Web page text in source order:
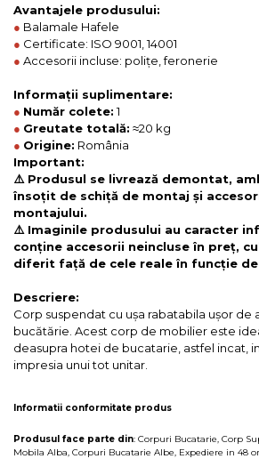
Avantajele produsului:
● Balamale Hafele
● Certificate: ISO 9001, 14001
● Accesorii incluse: polițe, feronerie
Informații suplimentare:
● Număr colete:1
● Greutate totală: ≈20 kg
● Origine: România
Important:
⚠️ Produsul se livrează demontat,
însoțit de schiță de montaj și
montajului.
⚠️ Imaginile produsului au caracter
conține accesorii neincluse în preț,
diferit față de cele reale în funcție
Descriere:
Corp suspendat cu ușa rabatabila ușor de
bucătărie. Acest corp de mobilier este
deasupra hotei de bucatarie, astfel incat,
impresia unui tot unitar.
Informatii conformitate produs
Produsul face parte din: Corpuri Bucatarie, Corp
Mobila Alba, Corpuri Bucatarie Albe, Expediere in 48